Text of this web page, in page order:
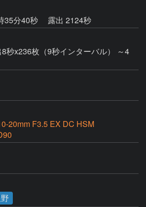
35分40秒
露出 2124秒
秒x236枚（9秒インターバル） ～4
20mm F3.5 EX DC HSM